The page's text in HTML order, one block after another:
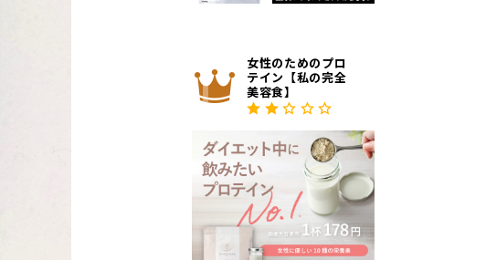
女性のためのプロ
テイン【私の完全
美容食】